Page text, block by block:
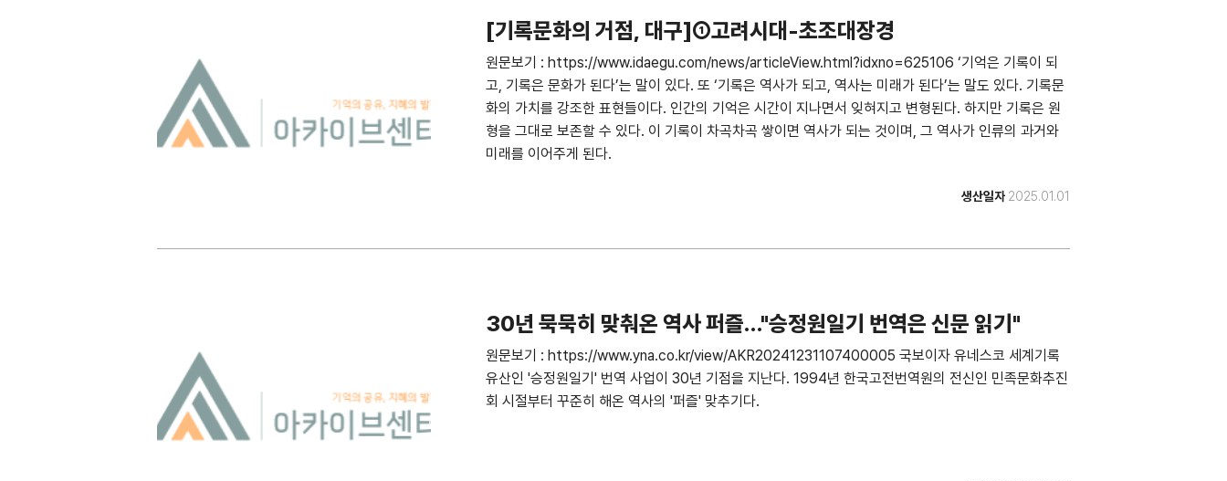
[기록문화의 거점, 대구]①고려시대-초조대장경
원문보기 : https://www.idaegu.com/news/articleView.html?idxno=625106 ‘기억은 기록이 되
고, 기록은 문화가 된다’는 말이 있다. 또 ‘기록은 역사가 되고, 역사는 미래가 된다’는 말도 있다. 기록문
화의 가치를 강조한 표현들이다. 인간의 기억은 시간이 지나면서 잊혀지고 변형된다. 하지만 기록은 원
형을 그대로 보존할 수 있다. 이 기록이 차곡차곡 쌓이면 역사가 되는 것이며, 그 역사가 인류의 과거와
미래를 이어주게 된다.
생산일자 2025.01.01
30년 묵묵히 맞춰온 역사 퍼즐…"승정원일기 번역은 신문 읽기"
원문보기 : https://www.yna.co.kr/view/AKR20241231107400005 국보이자 유네스코 세계기록
유산인 '승정원일기' 번역 사업이 30년 기점을 지난다. 1994년 한국고전번역원의 전신인 민족문화추진
회 시절부터 꾸준히 해온 역사의 '퍼즐' 맞추기다.